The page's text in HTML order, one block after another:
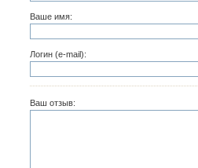
Ваше имя:
Логин (e-mail):
Ваш отзыв: